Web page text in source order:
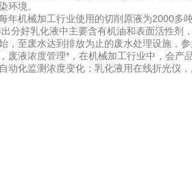
环境。
机械加工行业使用的切削原液为2000多
分好乳化液中主要含有机油和表面活性
，至废水达到排放为止的废水处理设施，
液浓度管理*，在机械加工行业中，会产
动化监测浓度变化；乳化液用在线折光仪